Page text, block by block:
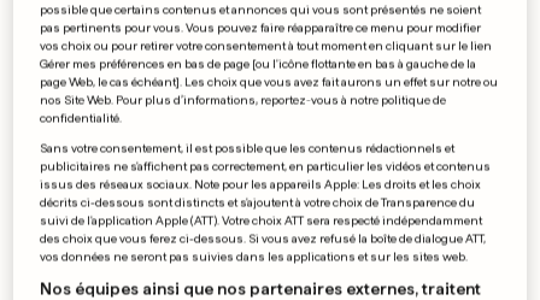
Une mauvaise manœuvre!
0 0
PUBLICITÉ
possible que certains contenus et annonces qui vous sont présentés ne soient
pas pertinents pour vous. Vous pouvez faire réapparaître ce menu pour modifier
vos choix ou pour retirer votre consentement à tout moment en cliquant sur le lien
Gérer mes préférences en bas de page [ou l'icône flottante en bas à gauche de la
page Web, le cas échéant]. Les choix que vous avez fait aurons un effet sur notre ou
nos Site Web. Pour plus d’informations, reportez-vous à notre politique de
confidentialité.
Sans votre consentement, il est possible que les contenus rédactionnels et
publicitaires ne s'affichent pas correctement, en particulier les vidéos et contenus
issus des réseaux sociaux. Note pour les appareils Apple: Les droits et les choix
décrits ci-dessous sont distincts et s'ajoutent à votre choix de Transparence du
suivi de l'application Apple (ATT). Votre choix ATT sera respecté indépendamment
des choix que vous ferez ci-dessous. Si vous avez refusé la boîte de dialogue ATT,
vos données ne seront pas suivies dans les applications et sur les sites web.
Nos équipes ainsi que nos partenaires externes, traitent